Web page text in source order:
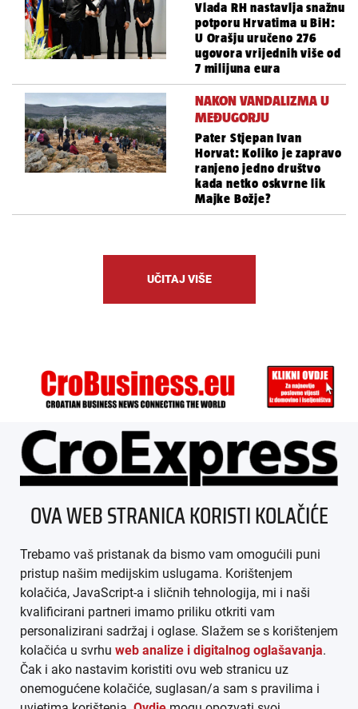
Vlada RH nastavlja snažnu
potporu Hrvatima u BiH:
U Orašju uručeno 276
ugovora vrijednih više od
7 milijuna eura
NAKON VANDALIZMA U
MEĐUGORJU
Pater Stjepan Ivan
Horvat: Koliko je zapravo
ranjeno jedno društvo
kada netko oskvrne lik
Majke Božje?
UČITAJ VIŠE
ÜBER UNS
IMPRESSUM
AGB
DATENSCHUTZ
MEDIADATEN
ARHIVA (PDF)
OVA WEB STRANICA KORISTI KOLAČIĆE
Trebamo vaš pristanak da bismo vam omogućili puni
pristup našim medijskim uslugama. Korištenjem
kolačića, JavaScript-a i sličnih tehnologija, mi i naši
kvalificirani partneri imamo priliku otkriti vam
personalizirani sadržaj i oglase. Slažem se s korištenjem
kolačića u svrhu web analize i digitalnog oglašavanja.
Čak i ako nastavim koristiti ovu web stranicu uz
onemogućene kolačiće, suglasan/a sam s pravilima i